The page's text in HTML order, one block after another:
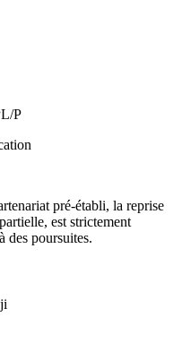
P
pré-établi, la reprise
est strictement
des poursuites.